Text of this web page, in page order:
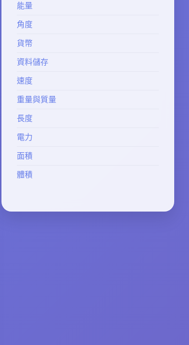
能量
角度
貨幣
資料儲存
速度
重量與質量
長度
電力
面積
體積